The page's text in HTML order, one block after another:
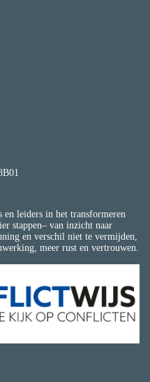
leiders in het transformeren
stappen– van inzicht naar
en verschil niet te vermijden,
meer rust en vertrouwen.